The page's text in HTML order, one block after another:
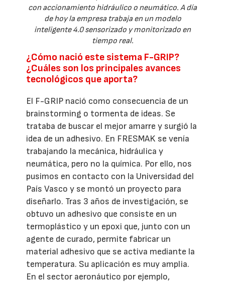
con accionamiento hidráulico o neumático. A día
de hoy la empresa trabaja en un modelo
inteligente 4.0 sensorizado y monitorizado en
tiempo real.
¿Cómo nació este sistema F-GRIP?
¿Cuáles son los principales avances
tecnológicos que aporta?
El F-GRIP nació como consecuencia de un
brainstorming o tormenta de ideas. Se
trataba de buscar el mejor amarre y surgió la
idea de un adhesivo. En FRESMAK se venía
trabajando la mecánica, hidráulica y
neumática, pero no la química. Por ello, nos
pusimos en contacto con la Universidad del
País Vasco y se montó un proyecto para
diseñarlo. Tras 3 años de investigación, se
obtuvo un adhesivo que consiste en un
termoplástico y un epoxi que, junto con un
agente de curado, permite fabricar un
material adhesivo que se activa mediante la
temperatura. Su aplicación es muy amplia.
En el sector aeronáutico por ejemplo,